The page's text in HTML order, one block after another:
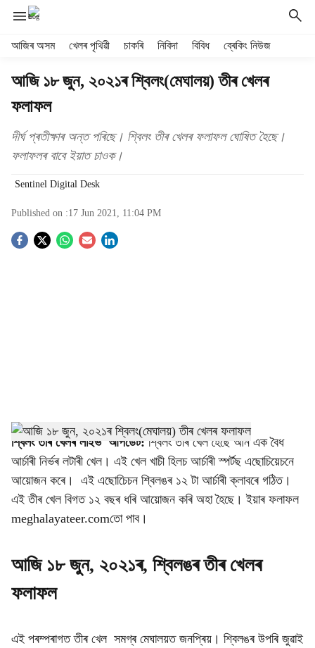
আজিৰ অসম খেলৰ পৃথিৱী চাকৰি নিবিদা বিবিধ ব্ৰেকিং নিউজ
আজি ১৮ জুন, ২০২১ৰ শ্বিলং(মেঘালয়) তীৰ খেলৰ
ফলাফল
দীৰ্ঘ প্ৰতীক্ষাৰ অন্ত পৰিছে। শ্বিলং তীৰ খেলৰ ফলাফল ঘোষিত হৈছে।
ফলাফলৰ বাবে ইয়াত চাওক।
Sentinel Digital Desk
Published on :17 Jun 2021, 11:04 PM
S
h
a
r
e
শ্বিলং তীৰ খেলৰ লাইভ আপডেট: শ্বিলং তীৰ খেল হৈছে আন এক বৈধ
আৰ্চাৰী নিৰ্ভৰ লটাৰী খেল। এই খেল খাচী হিলচ আৰ্চাৰী স্পৰ্টছ এছোচিয়েচনে
আয়োজন কৰে। এই এছোচিেচন শ্বিলঙৰ ১২ টা আৰ্চাৰী ক্লাবৰে গঠিত।
এই তীৰ খেল বিগত ১২ বছৰ ধৰি আয়োজন কৰি অহা হৈছে। ইয়াৰ ফলাফল
meghalayateer.comতো পাব।
আজি ১৮ জুন, ২০২১ৰ, শ্বিলঙৰ তীৰ খেলৰ
ফলাফল
এই পৰম্পৰাগত তীৰ খেল সমগ্ৰ মেঘালয়ত জনপ্ৰিয়। শ্বিলঙৰ উপৰি জুৱাই